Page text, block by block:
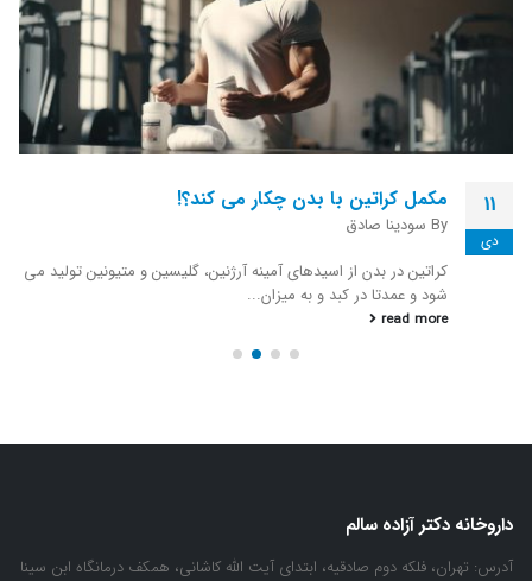
28
مرداد
کلاژن برای پوست و مو بهتر است یا بیوتین؟
By میثم مالمیر
کلاژن پروتئین و جزء بافت همبند بدن است، در حالی که بیوتین یک
ویتامین است. هر دو نقش مهمی در...
read more
داروخانه دکتر آزاده سالم
آدرس: تهران، فلکه دوم صادقیه، ابتدای آیت الله کاشانی، همکف درمانگاه ابن سینا